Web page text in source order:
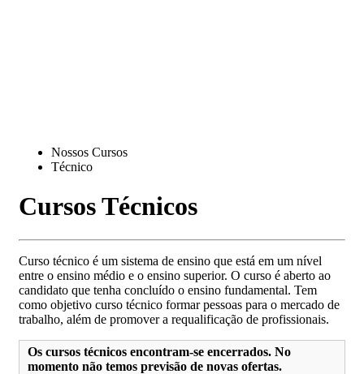
Nossos Cursos
Técnico
Cursos Técnicos
Curso técnico é um sistema de ensino que está em um nível
entre o ensino médio e o ensino superior. O curso é aberto ao
candidato que tenha concluído o ensino fundamental. Tem
como objetivo curso técnico formar pessoas para o mercado de
trabalho, além de promover a requalificação de profissionais.
Os cursos técnicos encontram-se encerrados. No
momento não temos previsão de novas ofertas.